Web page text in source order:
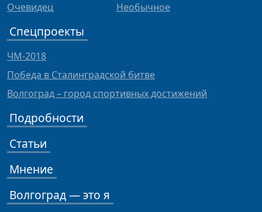
Очевидец
Необычное
Спецпроекты
ЧМ-2018
Победа в Сталинградской битве
Волгоград – город спортивных достижений
Подробности
Статьи
Мнение
Волгоград — это я